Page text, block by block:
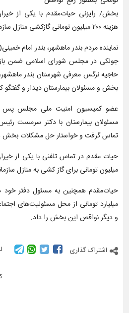
بخش/ رایزنی حیات‌مقدم با یکی از
هزینه ۲۰۰ میلیون تومانی گازکشی منازل سازمانی
نماينده مردم بندر ماهشهر، بندر امام
جولکی در مجلس شورای اسلامی ضمن
حاجیه نرگس معرفی شهرستان بندر
بخش و مسئولان بيمارستان ديدار و گفتگو
عضو کمیسیون امنیت ملی مجلس پس
مسئولان بیمارستان با دکتر سرمست
تماس گرفت و خواستار حل مشکلات بخش
میلیون تومانی برای گاز کشی به منازل
و دیگر نواقص این بخش را داد.
اشتراک گذاری